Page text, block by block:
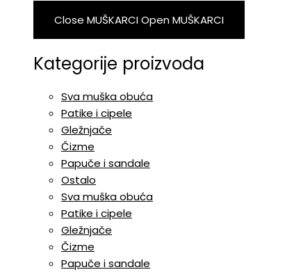
Close MUŠKARCIOpen MUŠKARCI
Kategorije proizvoda
Sva muška obuća
Patike i cipele
Gležnjače
Čizme
Papuče i sandale
Ostalo
Sva muška obuća
Patike i cipele
Gležnjače
Čizme
Papuče i sandale